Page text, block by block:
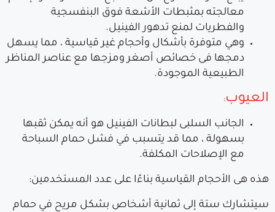
معالجته بمثبطات الأشعة فوق البنفسجية
والفطريات لمنع تدهور الفينيل.
وهي متوفرة بأشكال وأحجام غير قياسية ، مما يسهل
دمجها فى خصائص أصغر ومزجها مع عناصر المناظر
الطبيعية الموجودة.
العيوب:
الجانب السلبى لبطانات الفينيل هو أنه يمكن ثقبها
بسهولة ، مما قد يتسبب في فشل حمام السباحة
مع الإصلاحات المكلفة.
هذه هى الأحجام القياسية بناءًا على عدد المستخدمين:
سيتشارك ستة إلى ثمانية أشخاص بشكل مريح في حمام